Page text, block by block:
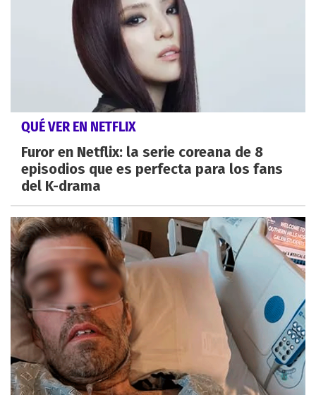
QUÉ VER EN NETFLIX
Furor en Netflix: la serie coreana de 8
episodios que es perfecta para los fans
del K-drama